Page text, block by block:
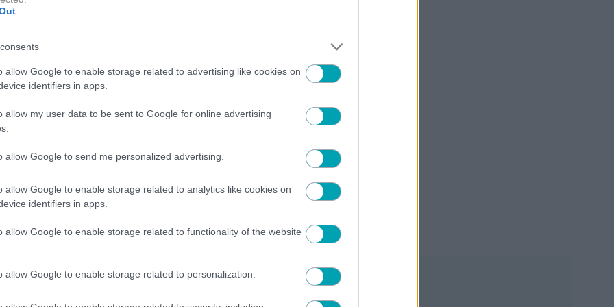
allow Google to enable storage related to advertising like cookies on
identifiers in apps.
allow my user data to be sent to Google for online advertising
allow Google to send me personalized advertising.
allow Google to enable storage related to analytics like cookies on
identifiers in apps.
allow Google to enable storage related to functionality of the website
allow Google to enable storage related to personalization.
ότι πάσχει από τη νόσο, εξηγώντας πως η κατάσταση
ρυθμό της καθημερινότητάς της και τη συμμετοχή της στα
η μεταμόσχευση ολοκληρώθηκε με επιτυχία και η
Οι θεράποντες ιατροί εμφανίζονται
η βασιλική οικογένεια εξέφρασε δημόσια την ευγνωμοσύνη
στην πολύωρη και απαιτητική επέμβαση.